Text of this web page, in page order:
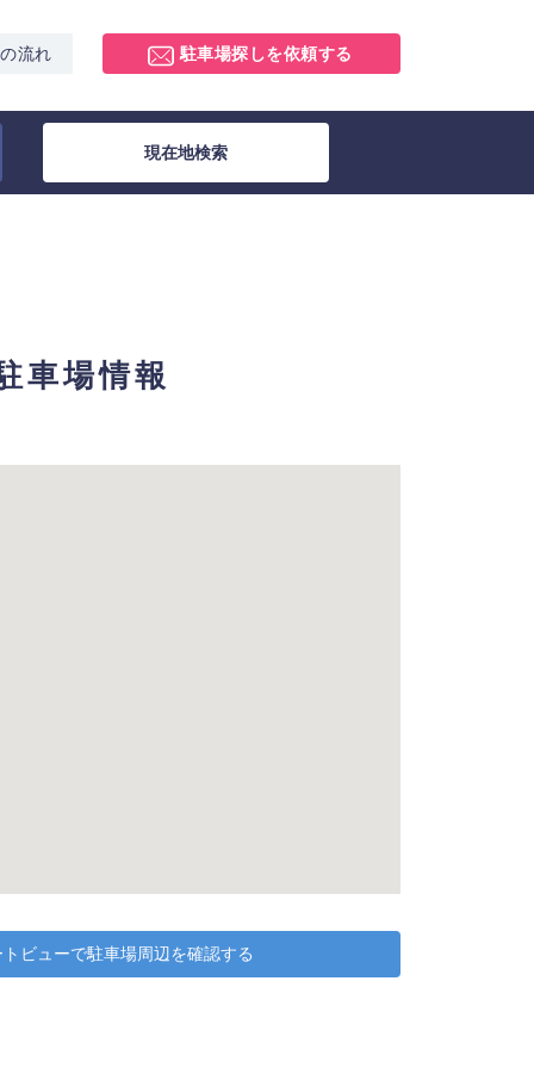
流れ 駐車場探しを依頼する
現在地検索
車場情報
ビューで駐車場周辺を確認する